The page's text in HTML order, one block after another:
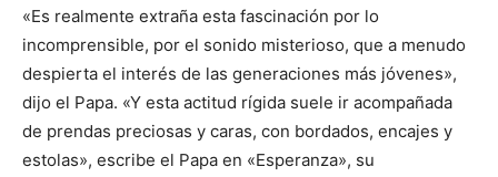
«Es realmente extraña esta fascinación por lo
incomprensible, por el sonido misterioso, que a menudo
despierta el interés de las generaciones más jóvenes»,
dijo el Papa. «Y esta actitud rígida suele ir acompañada
de prendas preciosas y caras, con bordados, encajes y
estolas», escribe el Papa en «Esperanza», su